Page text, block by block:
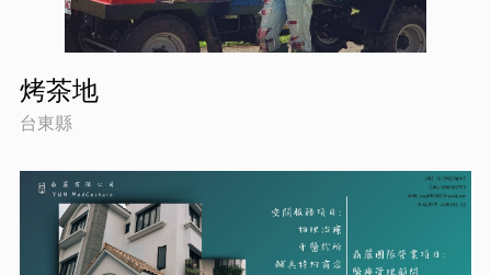
烤茶地
台東縣